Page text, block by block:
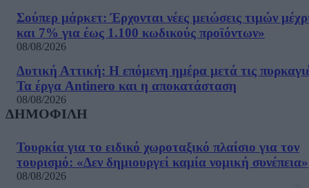
Σούπερ μάρκετ: Έρχονται νέες μειώσεις τιμών
και 7% για έως 1.100 κωδικούς προϊόντων»
08/08/2026
Δυτική Αττική: Η επόμενη ημέρα μετά τις
Τα έργα Antinero και η αποκατάσταση
08/08/2026
ΔΗΜΟΦΙΛΗ
Τουρκία για το ειδικό χωροταξικό πλαίσιο για τον
τουρισμό: «Δεν δημιουργεί καμία νομική συνέπεια»
08/08/2026